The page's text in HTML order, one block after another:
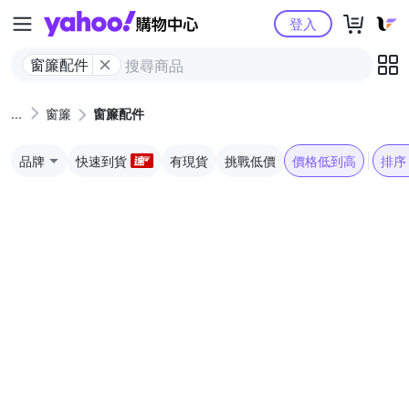
Yahoo購物中心
窗簾配件
登入
窗簾 窗簾配件
品牌 快速到貨 有現貨 挑戰低價 價格低到高 排序